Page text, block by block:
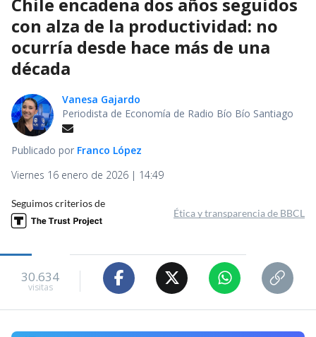
con alza de la productividad: no
ocurría desde hace más de una
década
Vanesa Gajardo
Periodista de Economía de Radio Bío Bío Santiago
Publicado por Franco López
Viernes 16 enero de 2026 | 14:49
Seguimos criterios de
Ética y transparencia de BBCL
30.634
visitas